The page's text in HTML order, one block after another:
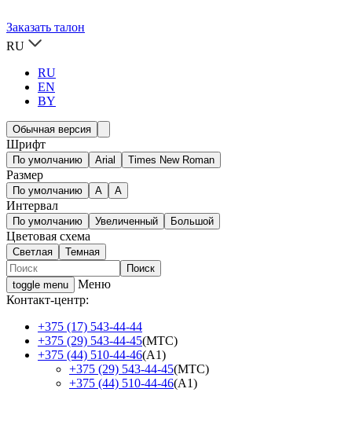
Заказать талон
RU
RU
EN
BY
Обычная версия
Шрифт
По умолчанию Arial Times New Roman
Размер
По умолчанию A A
Интервал
По умолчанию Увеличенный Большой
Цветовая схема
Светлая Темная
toggle menu
Меню
Контакт-центр:
+375 (17) 543-44-44
+375 (29) 543-44-45(МТС)
+375 (44) 510-44-46(А1)
+375 (29) 543-44-45(МТС)
+375 (44) 510-44-46(А1)